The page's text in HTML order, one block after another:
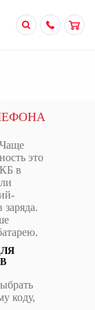
это
в
коду,